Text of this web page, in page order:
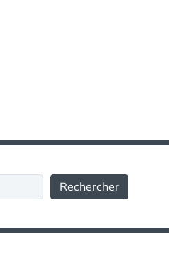
Rechercher